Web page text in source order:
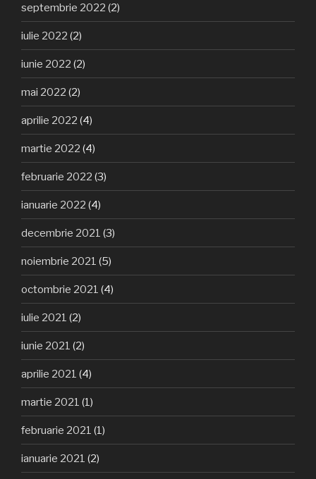
septembrie 2022 (2)
iulie 2022 (2)
iunie 2022 (2)
mai 2022 (2)
aprilie 2022 (4)
martie 2022 (4)
februarie 2022 (3)
ianuarie 2022 (4)
decembrie 2021 (3)
noiembrie 2021 (5)
octombrie 2021 (4)
iulie 2021 (2)
iunie 2021 (2)
aprilie 2021 (4)
martie 2021 (1)
februarie 2021 (1)
ianuarie 2021 (2)